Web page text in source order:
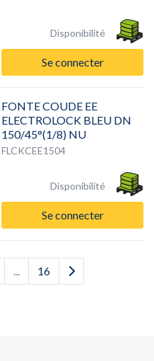
Disponibilité
Se connecter
FONTE COUDE EE
ELECTROLOCK BLEU DN
150/45°(1/8) NU
FLCKCEE1504
Disponibilité
Se connecter
... 16